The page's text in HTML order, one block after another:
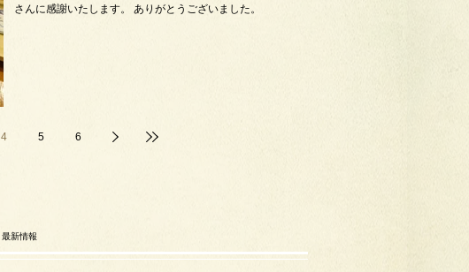
さんに感謝いたします。 ありがとうございました。
4 5 6
最新情報